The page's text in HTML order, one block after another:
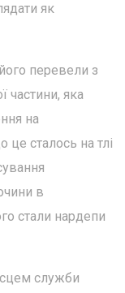
як
перевели з
частини, яка
на
сталось на тлі
в
стали нардепи
служби